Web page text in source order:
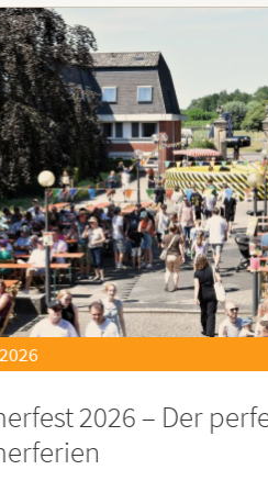
21.07.2026
zu Ehren